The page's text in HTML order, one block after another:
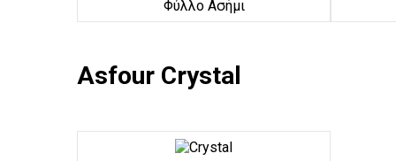
Φύλλο Ασήμι
Asfour Crystal